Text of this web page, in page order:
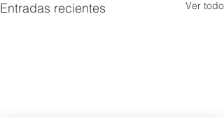
Entradas recientes Ver todo